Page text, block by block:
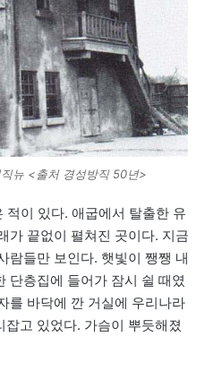
뉴 <출처 경성방직 50년>
적이 있다. 애굽에서 탈출한 유
가 끝없이 펼쳐진 곳이다. 지금
람들만 보인다. 햇빛이 쨍쨍 내
단층집에 들어가 잠시 쉴 때였
를 바닥에 깐 거실에 우리나라
고 있었다. 가슴이 뿌듯해졌